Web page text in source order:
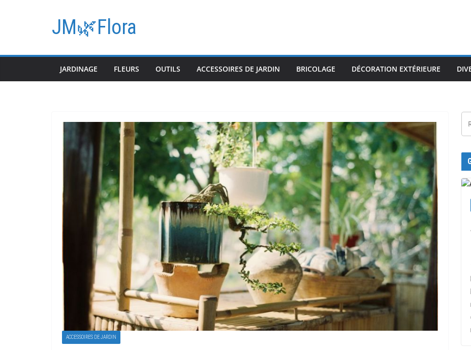
JM🌿Flora
JARDINAGE FLEURS OUTILS ACCESSOIRES DE JARDIN BRICOLAGE DÉCORATION EXTÉRIEURE
ACCESSOIRES DE JARDIN